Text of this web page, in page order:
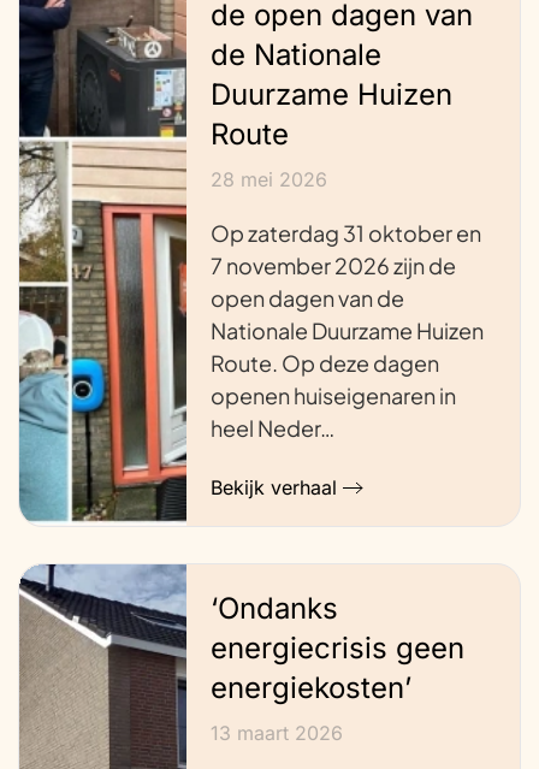
de open dagen van
de Nationale
Duurzame Huizen
Route
28 mei 2026
Op zaterdag 31 oktober en
7 november 2026 zijn de
open dagen van de
Nationale Duurzame Huizen
Route. Op deze dagen
openen huiseigenaren in
heel Neder…
Bekijk verhaal
‘Ondanks
energiecrisis geen
energiekosten’
13 maart 2026